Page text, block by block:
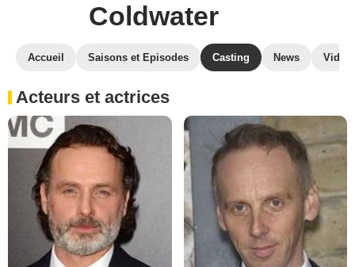
Coldwater
Accueil Saisons et Episodes Casting News
Acteurs et actrices